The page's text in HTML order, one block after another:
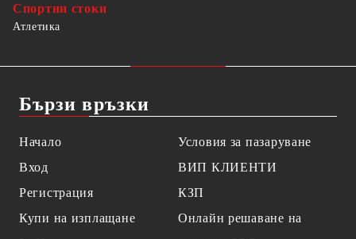
Спортни стоки
Атлетика
Бързи връзки
Начало
Вход
Регистрация
Купи на изплащане
Условия за пазаруване
ВИП КЛИЕНТИ
КЗП
Онлайн решаване на